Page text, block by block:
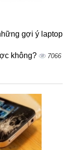
gợi ý laptop
không? 7066